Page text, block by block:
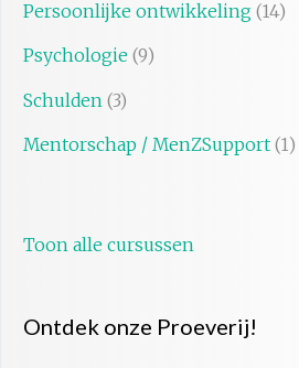
Persoonlijke ontwikkeling (14)
Psychologie (9)
Schulden (3)
Mentorschap / MenZSupport (1)
Toon alle cursussen
Ontdek onze Proeverij!